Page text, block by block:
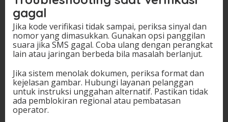
gagal
Jika kode verifikasi tidak sampai, periksa sinyal dan
nomor yang dimasukkan. Gunakan opsi panggilan
suara jika SMS gagal. Coba ulang dengan perangkat
lain atau jaringan berbeda bila masalah berlanjut.
Jika sistem menolak dokumen, periksa format dan
kejelasan gambar. Hubungi layanan pelanggan
untuk instruksi unggahan alternatif. Pastikan tidak
ada pemblokiran regional atau pembatasan
operator.